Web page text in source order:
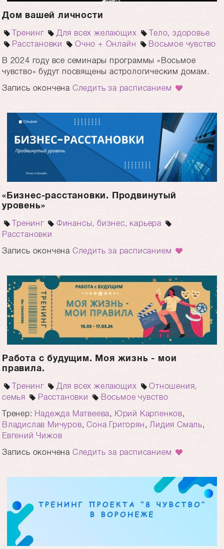
Дом вашей личности
Тренинг Для всех желающих
Тело, здоровье
Расстановки
Очно + Онлайн
Восьмое чувство
В 2024 году все семинары программы «Восьмое
чувство» будут посвящены астрологическим домам.
Запись окончена Следить за расписанием
«Бизнес-расстановки. Продвинутый
уровень»
Тренинг
Финансы, бизнес, карьера
Расстановки
Запись окончена Следить за расписанием
Работа с будущим. Моя жизнь - мои
правила.
Тренинг Для всех желающих
Отношения,
семья
Расстановки
Восьмое чувство
Тренер: Надежда Матвеева, Юрий Карпенков,
Владислав Мичуров,Сона Григорян, Лидия Смаль,
Евгений Чижов
Запись окончена Следить за расписанием